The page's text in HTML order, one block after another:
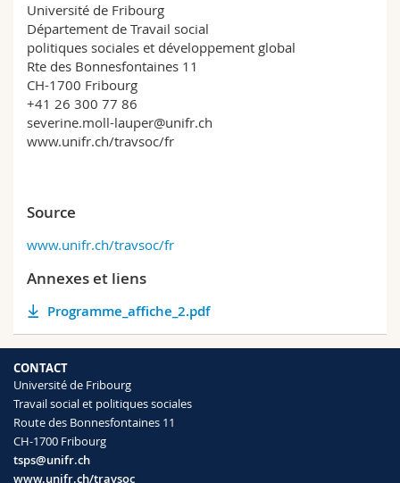
Université de Fribourg
Département de Travail social
politiques sociales et développement global
Rte des Bonnesfontaines 11
CH-1700 Fribourg
+41 26 300 77 86
severine.moll-lauper@unifr.ch
www.unifr.ch/travsoc/fr
Source
www.unifr.ch/travsoc/fr
Annexes et liens
Programme_affiche_2.pdf
CONTACT
Université de Fribourg
Travail social et politiques sociales
Route des Bonnesfontaines 11
CH-1700 Fribourg
tsps@unifr.ch
www.unifr.ch/travsoc